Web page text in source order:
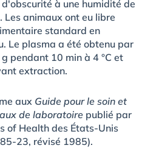
à une humidité de
Les animaux ont eu libre
standard en
Le plasma a été obtenu par
pendant 10 min à 4 °C et
extraction.
aux Guide pour le soin et
de laboratoire publié par
of Health des États-Unis
23, révisé 1985).